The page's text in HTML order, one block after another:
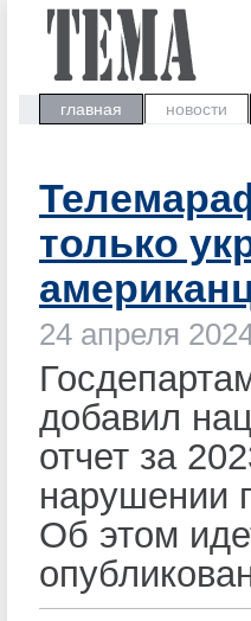
главная новости
только
24 апреля
добавил
отчет за
нарушении
Об этом